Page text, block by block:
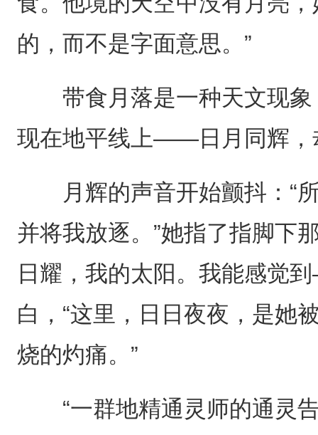
的，而不是字面意思。”
带食月落是一种天文现象
现在地平线上——日月同辉，
月辉的声音开始颤抖：“所
并将我放逐。”她指了指脚下
日耀，我的太阳。我能感觉
白，“这里，日日夜夜，是她
烧的灼痛。”
“一群地精通灵师的通灵告